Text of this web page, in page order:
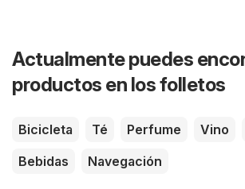
Actualmente puedes
productos en los folletos
Bicicleta Té Perfume Vino
Bebidas
Navegación